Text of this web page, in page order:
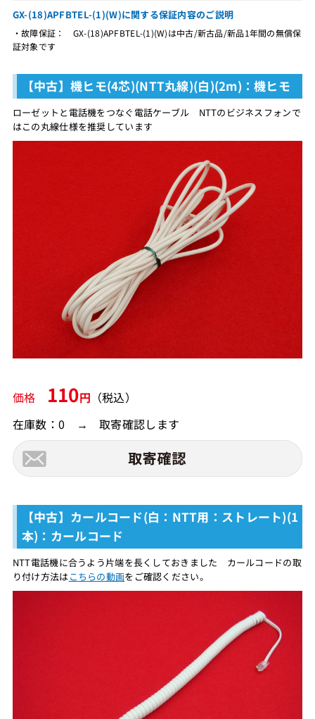
GX-(18)APFBTEL-(1)(W)に関する保証内容のご説明
・故障保証： GX-(18)APFBTEL-(1)(W)は中古/新古品/新品1年間の無償保
証対象です
【中古】機ヒモ(4芯)(NTT丸線)(白)(2m)：機ヒモ
ローゼットと電話機をつなぐ電話ケーブル NTTのビジネスフォンで
はこの丸線仕様を推奨しています
価格 110円 （税込）
在庫数：0 → 取寄確認します
【中古】カールコード(白：NTT用：ストレート)(1
本)：カールコード
NTT電話機に合うよう片端を長くしておきました カールコードの取
り付け方法はこちらの動画をご確認ください。